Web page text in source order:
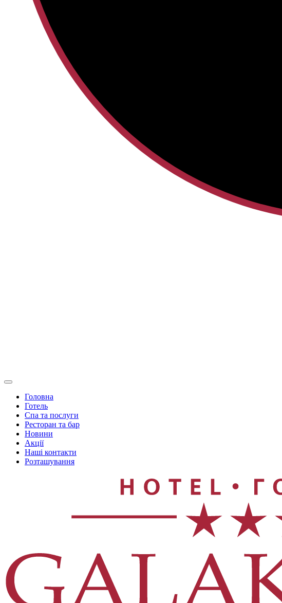
Головна
Готель
Спа та послуги
Ресторан та бар
Новини
Акції
Наші контакти
Розташування